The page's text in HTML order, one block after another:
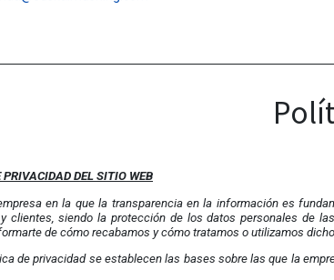
DEL SITIO WEB
en la que la transparencia en la información es
clientes, siendo la protección de los datos personales de
de cómo recabamos y cómo tratamos o utilizamos
de privacidad se establecen las bases sobre las que la